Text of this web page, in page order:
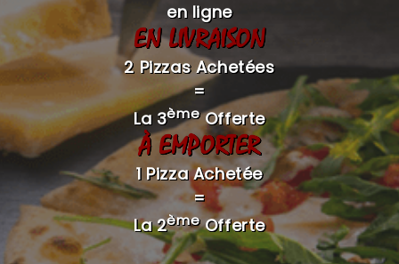
ACCUEIL
LA CARTE
VOTRE COMPTE
NOTRE RESTAURANT
VOS AVIS
MENTIONS LÉGALES
C.G.V
en ligne
EN LIVRAISON
2 Pizzas Achetées
=
La 3èmeOfferte
À EMPORTER
1 Pizza Achetée
=
La 2èmeOfferte